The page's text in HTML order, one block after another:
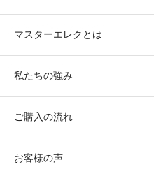
マスターエレクとは
私たちの強み
ご購入の流れ
お客様の声